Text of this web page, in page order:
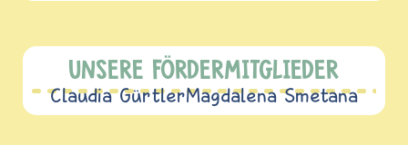
UNSERE FÖRDERMITGLIEDER
Claudia GürtlerMagdalena Smetana